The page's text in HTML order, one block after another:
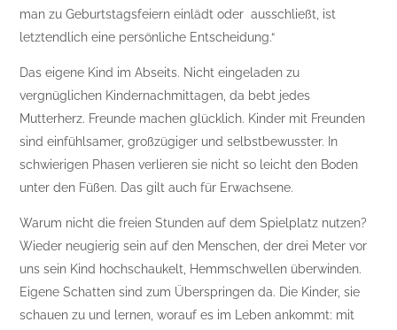
man zu Geburtstagsfeiern einlädt oder ausschließt, ist
letztendlich eine persönliche Entscheidung.“
Das eigene Kind im Abseits. Nicht eingeladen zu
vergnüglichen Kindernachmittagen, da bebt jedes
Mutterherz. Freunde machen glücklich. Kinder mit Freunden
sind einfühlsamer, großzügiger und selbstbewusster. In
schwierigen Phasen verlieren sie nicht so leicht den Boden
unter den Füßen. Das gilt auch für Erwachsene.
Warum nicht die freien Stunden auf dem Spielplatz nutzen?
Wieder neugierig sein auf den Menschen, der drei Meter vor
uns sein Kind hochschaukelt, Hemmschwellen überwinden.
Eigene Schatten sind zum Überspringen da. Die Kinder, sie
schauen zu und lernen, worauf es im Leben ankommt: mit